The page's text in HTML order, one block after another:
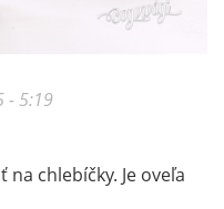
- 5:19
chlebíčky. Je oveľa